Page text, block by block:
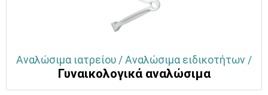
Αναλώσιμα ιατρείου / Αναλώσιμα ειδικοτήτων /
Γυναικολογικά αναλώσιμα